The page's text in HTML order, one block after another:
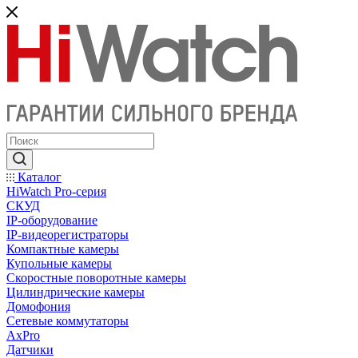
Каталог
HiWatch Pro-серия
CКУД
IP-оборудование
IP-видеорегистраторы
Компактные камеры
Купольные камеры
Скоростные поворотные камеры
Цилиндрические камеры
Домофония
Сетевые коммутаторы
AxPro
Датчики